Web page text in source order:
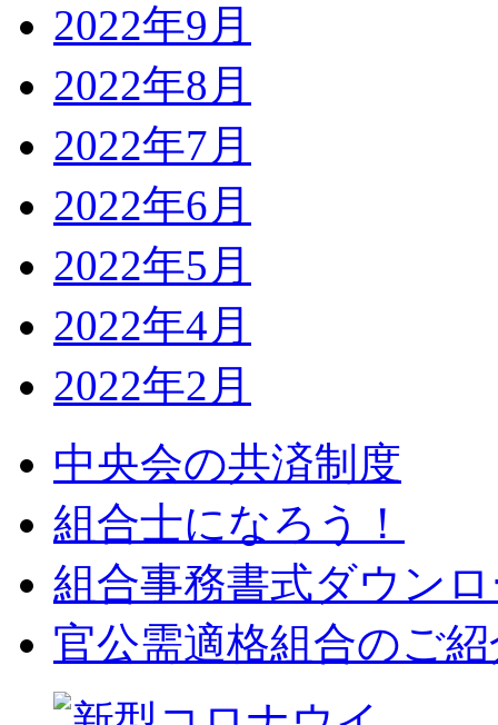
2022年9月
2022年8月
2022年7月
2022年6月
2022年5月
2022年4月
2022年2月
中央会の共済制度
組合士になろう！
組合事務書式ダウン
官公需適格組合のご